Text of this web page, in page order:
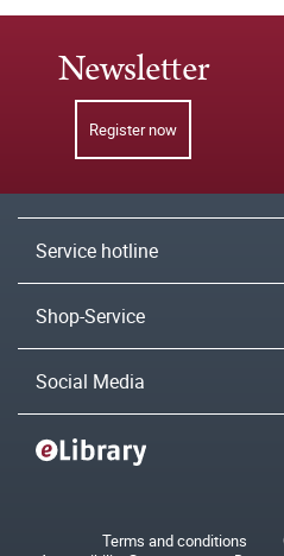
Newsletter
Register now
Service hotline
Shop-Service
Social Media
Terms and conditions